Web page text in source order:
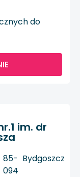
do
im. dr
85-
094
Bydgoszcz